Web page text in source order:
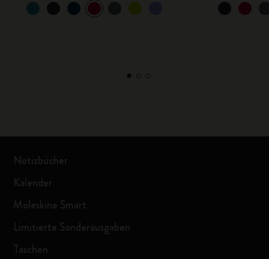
Notizbücher
Kalender
Moleskine Smart
Limitierte Sonderausgaben
Taschen